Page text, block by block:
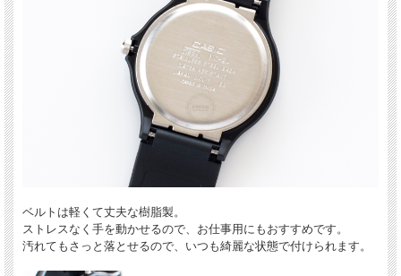
ベルトは軽くて丈夫な樹脂製。
ストレスなく手を動かせるので、お仕事用にもおすすめです。
汚れてもさっと落とせるので、いつも綺麗な状態で付けられます。